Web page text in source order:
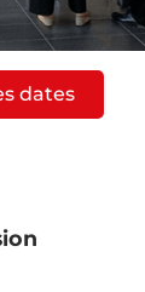
dates